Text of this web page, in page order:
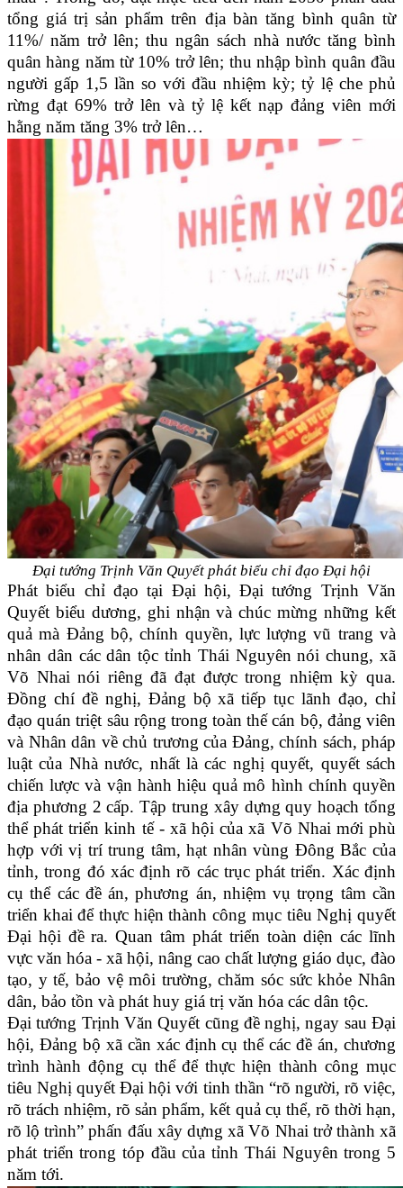
tổng giá trị sản phẩm trên địa bàn tăng bình quân từ
11%/ năm trở lên; thu ngân sách nhà nước tăng bình
quân hàng năm từ 10% trở lên; thu nhập bình quân đầu
người gấp 1,5 lần so với đầu nhiệm kỳ; tỷ lệ che phủ
rừng đạt 69% trở lên và tỷ lệ kết nạp đảng viên mới
hằng năm tăng 3% trở lên…
Đại tướng Trịnh Văn Quyết phát biểu chỉ đạo Đại hội
Phát biểu chỉ đạo tại Đại hội, Đại tướng Trịnh Văn
Quyết biểu dương, ghi nhận và chúc mừng những kết
quả mà Đảng bộ, chính quyền, lực lượng vũ trang và
nhân dân các dân tộc tỉnh Thái Nguyên nói chung, xã
Võ Nhai nói riêng đã đạt được trong nhiệm kỳ qua.
Đồng chí đề nghị, Đảng bộ xã tiếp tục lãnh đạo, chỉ
đạo quán triệt sâu rộng trong toàn thế cán bộ, đảng viên
và Nhân dân về chủ trương của Đảng, chính sách, pháp
luật của Nhà nước, nhất là các nghị quyết, quyết sách
chiến lược và vận hành hiệu quả mô hình chính quyền
địa phương 2 cấp. Tập trung xây dựng quy hoạch tổng
thể phát triển kinh tế - xã hội của xã Võ Nhai mới phù
hợp với vị trí trung tâm, hạt nhân vùng Đông Bắc của
tỉnh, trong đó xác định rõ các trục phát triển. Xác định
cụ thể các đề án, phương án, nhiệm vụ trọng tâm cần
triển khai để thực hiện thành công mục tiêu Nghị quyết
Đại hội đề ra. Quan tâm phát triển toàn diện các lĩnh
vực văn hóa - xã hội, nâng cao chất lượng giáo dục, đào
tạo, y tế, bảo vệ môi trường, chăm sóc sức khỏe Nhân
dân, bảo tồn và phát huy giá trị văn hóa các dân tộc.
Đại tướng Trịnh Văn Quyết cũng đề nghị, ngay sau Đại
hội, Đảng bộ xã cần xác định cụ thể các đề án, chương
trình hành động cụ thể để thực hiện thành công mục
tiêu Nghị quyết Đại hội với tinh thần “rõ người, rõ việc,
rõ trách nhiệm, rõ sản phẩm, kết quả cụ thể, rõ thời hạn,
rõ lộ trình” phấn đấu xây dựng xã Võ Nhai trở thành xã
phát triển trong tóp đầu của tỉnh Thái Nguyên trong 5
năm tới.